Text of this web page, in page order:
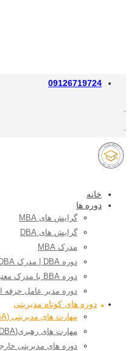
09126719724
خانه
دوره ها
گرایش های MBA
گرایش های DBA
مدرک MBA
دوره DBA | مدرک DBA
دوره BBA با مدرک معتبر بین‌المللی
دوره مدیر عامل حرفه
دوره های کوتاه مدیریتی
مهارت های مدیریتی (MBA)
مهارت های رهبری(DBA)
دوره های مدیریتی